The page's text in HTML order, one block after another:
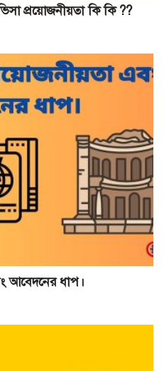
প্রয়োজনীয়তা কি কি ??
আবেদনের ধাপ।